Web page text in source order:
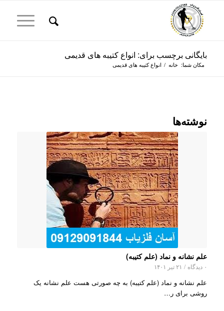
بایگانی برچسب برای: انواع کتیبه های قدیمی
مکان شما: خانه / انواع کتیبه های قدیمی
نوشته‌ها
علم نشانه و نماد (علم کتیبه)
۰ دیدگاه / ۲۱ تیر ۱۴۰۱
علم نشانه و نماد (علم کتیبه) به چه صورتی هست علم نشانه یک
روشی برای ر…